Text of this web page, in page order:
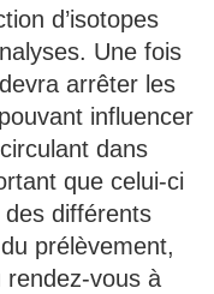
d’isotopes
Une fois
arrêter les
influencer
dans
que celui-ci
différents
prélèvement,
rendez-vous à